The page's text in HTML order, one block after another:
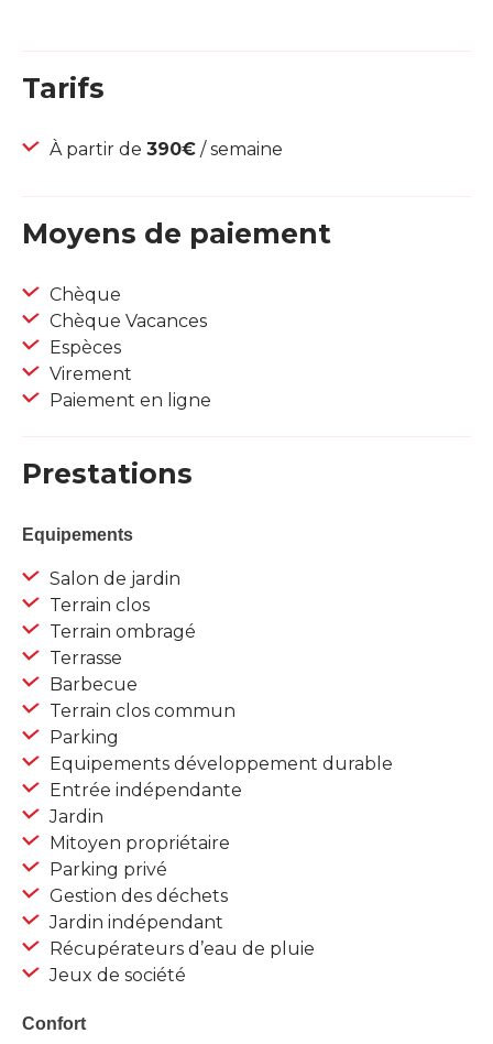
Tarifs
À partir de 390€ / semaine
Moyens de paiement
Chèque
Chèque Vacances
Espèces
Virement
Paiement en ligne
Prestations
Equipements
Salon de jardin
Terrain clos
Terrain ombragé
Terrasse
Barbecue
Terrain clos commun
Parking
Equipements développement durable
Entrée indépendante
Jardin
Mitoyen propriétaire
Parking privé
Gestion des déchets
Jardin indépendant
Récupérateurs d’eau de pluie
Jeux de société
Confort